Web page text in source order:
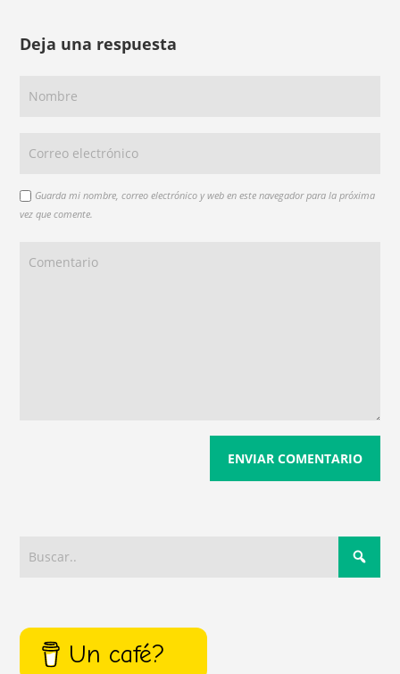
Deja una respuesta
Guarda mi nombre, correo electrónico y web en este navegador para la próxima
vez que comente.
Un café?